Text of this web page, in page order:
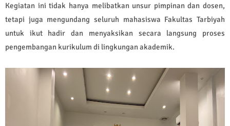
Kegiatan ini tidak hanya melibatkan unsur pimpinan dan dosen,
tetapi juga mengundang seluruh mahasiswa Fakultas Tarbiyah
untuk ikut hadir dan menyaksikan secara langsung proses
pengembangan kurikulum di lingkungan akademik.